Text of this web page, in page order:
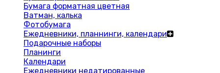
Бумага форматная цветная
Ватман, калька
Фотобумага
Ежедневники, планнинги, календари
Подарочные наборы
Планинги
Календари
Ежедневники недатированные